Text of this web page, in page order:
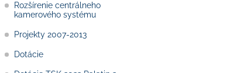
Rozšírenie centrálneho
kamerového systému
Projekty 2007-2013
Dotácie